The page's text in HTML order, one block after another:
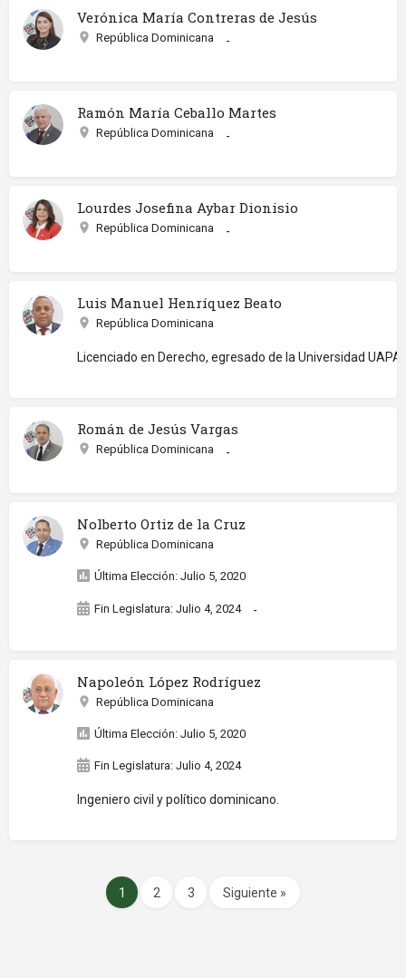
Verónica María Contreras de Jesús
República Dominicana -
Ramón María Ceballo Martes
República Dominicana -
Lourdes Josefina Aybar Dionisio
República Dominicana -
Luis Manuel Henríquez Beato
República Dominicana
Licenciado en Derecho, egresado de la Universidad
Román de Jesús Vargas
República Dominicana -
Nolberto Ortiz de la Cruz
República Dominicana
Última Elección: Julio 5, 2020
Fin Legislatura: Julio 4, 2024 -
Napoleón López Rodríguez
República Dominicana
Última Elección: Julio 5, 2020
Fin Legislatura: Julio 4, 2024
Ingeniero civil y político dominicano.
1 2 3 Siguiente »